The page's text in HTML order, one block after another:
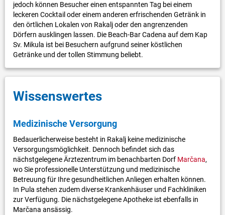
jedoch können Besucher einen entspannten Tag bei einem
leckeren Cocktail oder einem anderen erfrischenden Getränk in
den örtlichen Lokalen von Rakalj oder den angrenzenden
Dörfern ausklingen lassen. Die Beach-Bar Cadena auf dem Kap
Sv. Mikula ist bei Besuchern aufgrund seiner köstlichen
Getränke und der tollen Stimmung beliebt.
Wissenswertes
Medizinische Versorgung
Bedauerlicherweise besteht in Rakalj keine medizinische
Versorgungsmöglichkeit. Dennoch befindet sich das
nächstgelegene Ärztezentrum im benachbarten Dorf Marčana,
wo Sie professionelle Unterstützung und medizinische
Betreuung für Ihre gesundheitlichen Anliegen erhalten können.
In Pula stehen zudem diverse Krankenhäuser und Fachkliniken
zur Verfügung. Die nächstgelegene Apotheke ist ebenfalls in
Marčana ansässig.